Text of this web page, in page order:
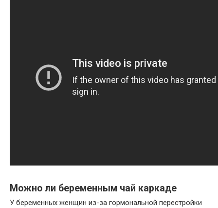
Можно ли беременным чай каркаде
У беременных женщин из-за гормональной перестройки